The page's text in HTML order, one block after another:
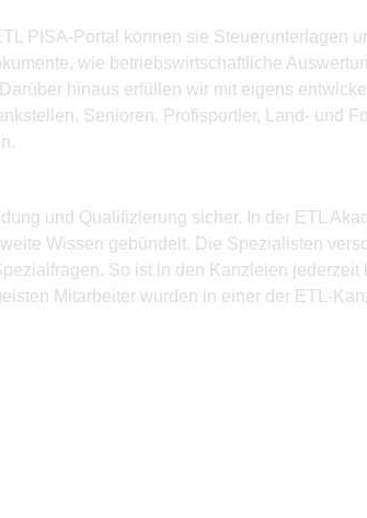
PISA-Portal können sie Steuerunterlagen
wie betriebswirtschaftliche
hinaus erfüllen wir mit eigens
Senioren, Profisportler, Land- und
und Qualifizierung sicher. In der ETL
Wissen gebündelt. Die Spezialisten
So ist in den Kanzleien jederzeit
Mitarbeiter wurden in einer der ETL-